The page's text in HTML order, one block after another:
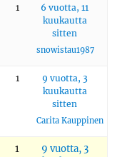
1
6 vuotta, 11
kuukautta
sitten
snowistau1987
1
9 vuotta, 3
kuukautta
sitten
Carita Kauppinen
1
9 vuotta, 3